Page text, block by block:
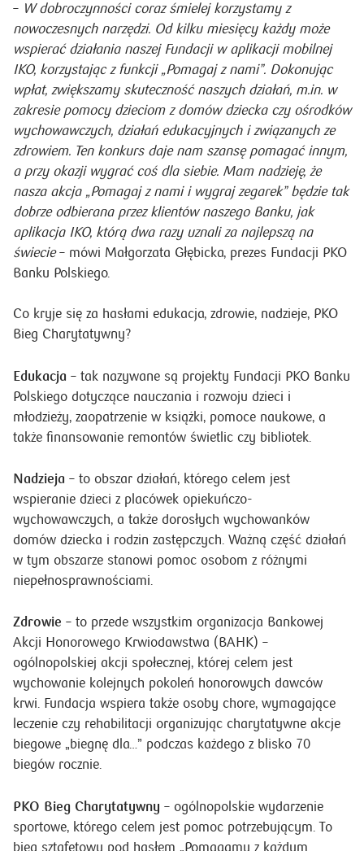
– W dobroczynności coraz śmielej korzystamy z
nowoczesnych narzędzi. Od kilku miesięcy każdy może
wspierać działania naszej Fundacji w aplikacji mobilnej
IKO, korzystając z funkcji „Pomagaj z nami”. Dokonując
wpłat, zwiększamy skuteczność naszych działań, m.in. w
zakresie pomocy dzieciom z domów dziecka czy ośrodków
wychowawczych, działań edukacyjnych i związanych ze
zdrowiem. Ten konkurs daje nam szansę pomagać innym,
a przy okazji wygrać coś dla siebie. Mam nadzieję, że
nasza akcja „Pomagaj z nami i wygraj zegarek” będzie tak
dobrze odbierana przez klientów naszego Banku, jak
aplikacja IKO, którą dwa razy uznali za najlepszą na
świecie– mówi Małgorzata Głębicka, prezes Fundacji PKO
Banku Polskiego.
Co kryje się za hasłami edukacja, zdrowie, nadzieje, PKO
Bieg Charytatywny?
Edukacja – tak nazywane są projekty Fundacji PKO Banku
Polskiego dotyczące nauczania i rozwoju dzieci i
młodzieży, zaopatrzenie w książki, pomoce naukowe, a
także finansowanie remontów świetlic czy bibliotek.
Nadzieja – to obszar działań, którego celem jest
wspieranie dzieci z placówek opiekuńczo-
wychowawczych, a także dorosłych wychowanków
domów dziecka i rodzin zastępczych. Ważną część działań
w tym obszarze stanowi pomoc osobom z różnymi
niepełnosprawnościami.
Zdrowie – to przede wszystkim organizacja Bankowej
Akcji Honorowego Krwiodawstwa (BAHK) –
ogólnopolskiej akcji społecznej, której celem jest
wychowanie kolejnych pokoleń honorowych dawców
krwi. Fundacja wspiera także osoby chore, wymagające
leczenie czy rehabilitacji organizując charytatywne akcje
biegowe „biegnę dla…” podczas każdego z blisko 70
biegów rocznie.
PKO Bieg Charytatywny – ogólnopolskie wydarzenie
sportowe, którego celem jest pomoc potrzebującym. To
bieg sztafetowy pod hasłem „Pomagamy z każdym